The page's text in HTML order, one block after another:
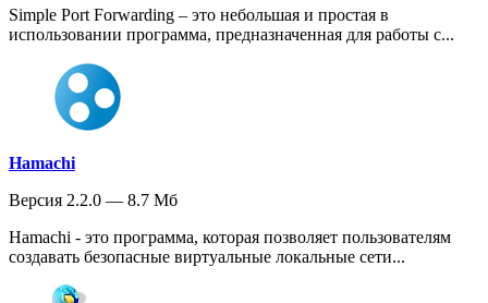
Simple Port Forwarding – это небольшая и простая в
использовании программа, предназначенная для работы с...
Hamachi
Версия 2.2.0 — 8.7 Мб
Hamachi - это программа, которая позволяет пользователям
создавать безопасные виртуальные локальные сети...